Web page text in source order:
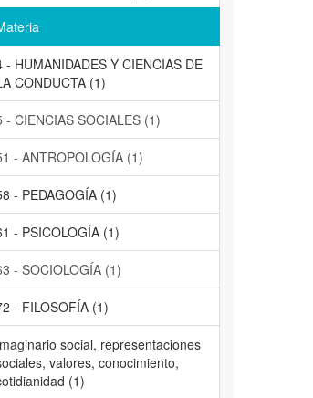
- HUMANIDADES Y CIENCIAS DE
CONDUCTA (1)
- CIENCIAS SOCIALES (1)
- ANTROPOLOGÍA (1)
- PEDAGOGÍA (1)
- PSICOLOGÍA (1)
- SOCIOLOGÍA (1)
- FILOSOFÍA (1)
social, representaciones
valores, conocimiento,
(1)